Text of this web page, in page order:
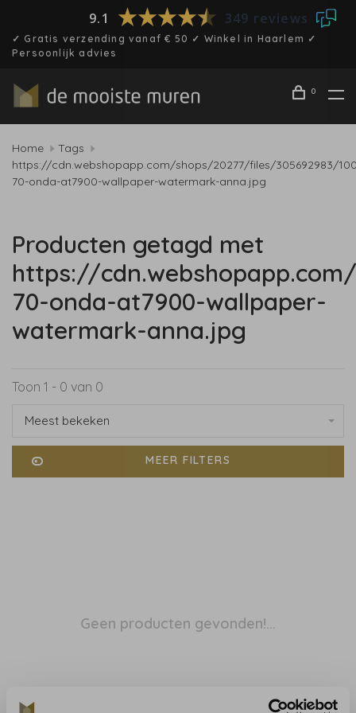
9.1 349 reviews
✓ Gratis verzending vanaf € 50 ✓ Winkel in Haarlem ✓
Persoonlijk advies
0
Home
Tags
https://cdn.webshopapp.com/shops/20277/files/305692983/
70-onda-at7900-wallpaper-watermark-anna.jpg
Producten getagd met
https://
70-onda-at7900-wallpaper-
watermark-anna.jpg
Toon 1 - 0 van 0
Meest bekeken
MEER FILTERS
Geen producten gevonden!...